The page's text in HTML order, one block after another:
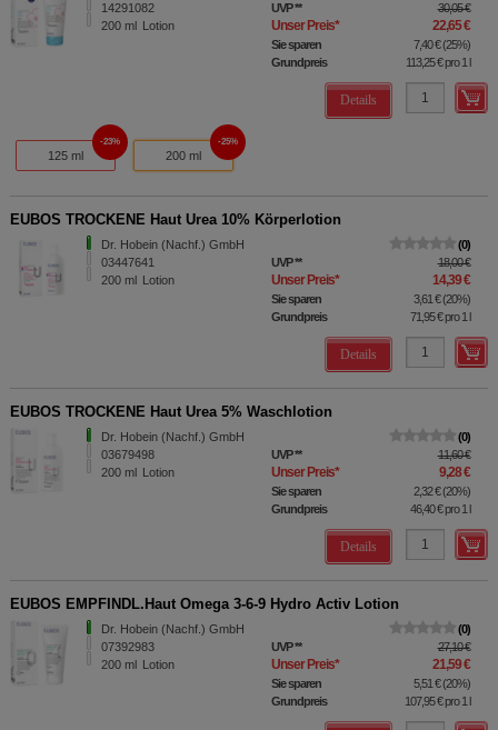
14291082
200 ml Lotion
UVP** 30,05 €
Unser Preis* 22,65 €
Sie sparen 7,40 €(25%)
Grundpreis
113,25 €pro 1 l
Details
125 ml
23%
200 ml
25%
EUBOS TROCKENE Haut Urea 10% Körperlotion
Dr. Hobein (Nachf.) GmbH
03447641
200 ml Lotion
0
UVP** 18,00 €
Unser Preis* 14,39 €
Sie sparen 3,61 €(20%)
Grundpreis
71,95 €pro 1 l
Details
EUBOS TROCKENE Haut Urea 5% Waschlotion
Dr. Hobein (Nachf.) GmbH
03679498
200 ml Lotion
0
UVP** 11,60 €
Unser Preis* 9,28 €
Sie sparen 2,32 €(20%)
Grundpreis
46,40 €pro 1 l
Details
EUBOS EMPFINDL.Haut Omega 3-6-9 Hydro Activ Lotion
Dr. Hobein (Nachf.) GmbH
07392983
200 ml Lotion
0
UVP** 27,10 €
Unser Preis* 21,59 €
Sie sparen 5,51 €(20%)
Grundpreis
107,95 €pro 1 l